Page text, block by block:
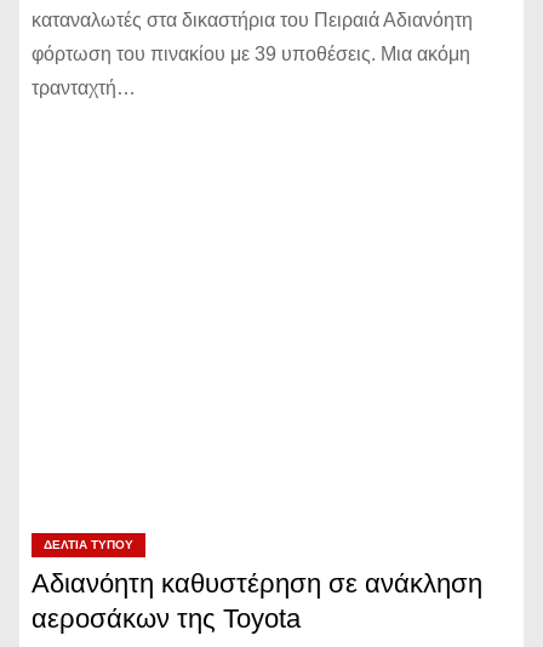
καταναλωτές στα δικαστήρια του Πειραιά Αδιανόητη
φόρτωση του πινακίου με 39 υποθέσεις. Μια ακόμη
τρανταχτή…
ΔΕΛΤΊΑ ΤΎΠΟΥ
Αδιανόητη καθυστέρηση σε ανάκληση
αεροσάκων της Toyota